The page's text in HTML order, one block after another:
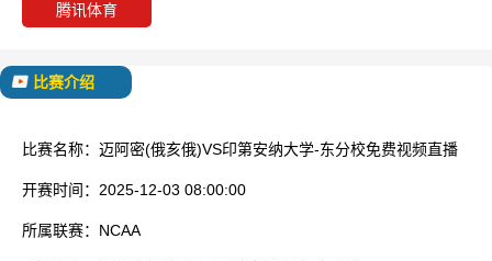
腾讯体育
比赛介绍
比赛名称： 迈阿密(俄亥俄)VS印第安纳大学-东分校免费视频直播
开赛时间： 2025-12-03 08:00:00
所属联赛： NCAA